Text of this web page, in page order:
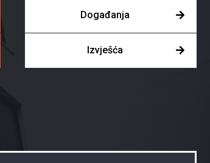
Događanja
Izvješća